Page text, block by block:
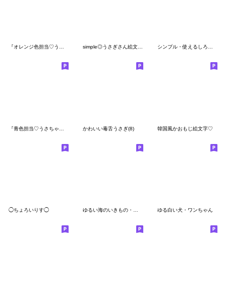
『オレンジ色担当♡うさちゃん』 simple◎うさぎさん絵文字 #1 シンプル・使えるしろもち絵文字♡
かわいい毒舌うさぎ(8) 韓国風かおもじ絵文字♡
◯ちょろいりす◯ ゆる白い犬・ワンちゃん